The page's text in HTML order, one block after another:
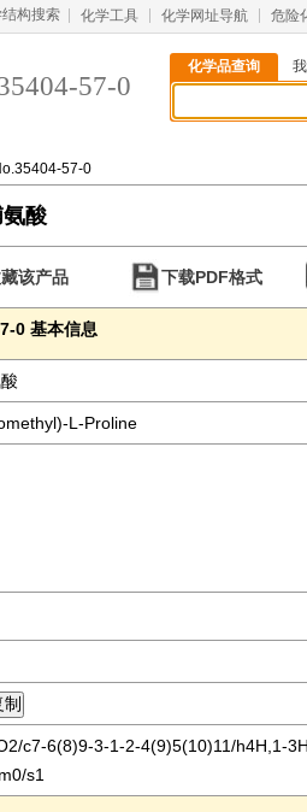
构搜索 化学工具 化学网址导航 危险
57-0
化学品查询
57-0
酸
该产品 下载PDF格式
0 基本信息
L-Proline
c7-6(8)9-3-1-2-4(9)5(10)11/h4H,1-
s1